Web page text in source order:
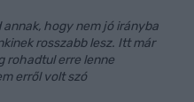
hogy nem jó irányba
rosszabb lesz. Itt már
rohadtul erre lenne
erről volt szó